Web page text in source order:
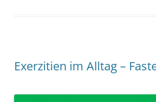
Exerzitien im Alltag –